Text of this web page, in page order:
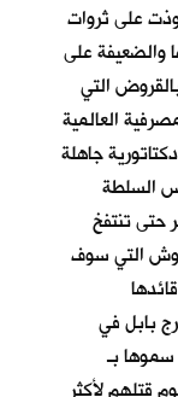
على ثروات
والضعيفة على
التي
العالمية
جاهلة
السلطة
حتى تنتفخ
التي سوف
بابل في
بـ